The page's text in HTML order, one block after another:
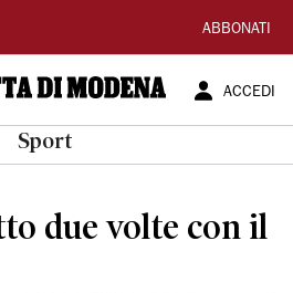
ABBONATI
ACCEDI
Sport
due volte con il